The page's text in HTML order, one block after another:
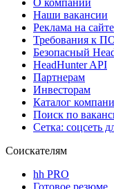
О компании
Наши вакансии
Реклама на сайте
Требования к
Безопасный
HeadHunter API
Партнерам
Инвесторам
Каталог
Поиск по
Сетка: соцсеть
Соискателям
hh PRO
Готовое резюме